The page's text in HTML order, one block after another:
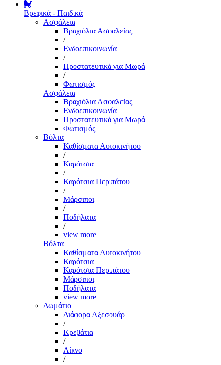
Βρεφικά - Παιδικά
Ασφάλεια
Βραχιόλια Ασφαλείας
/
Ενδοεπικοινωνία
/
Προστατευτικά για Μωρά
/
Φωτισμός
Ασφάλεια
Βραχιόλια Ασφαλείας
Ενδοεπικοινωνία
Προστατευτικά για Μωρά
Φωτισμός
Βόλτα
Καθίσματα Αυτοκινήτου
/
Καρότσια
/
Καρότσια Περιπάτου
/
Μάρσιποι
/
Ποδήλατα
/
view more
Βόλτα
Καθίσματα Αυτοκινήτου
Καρότσια
Καρότσια Περιπάτου
Μάρσιποι
Ποδήλατα
view more
Δωμάτιο
Διάφορα Αξεσουάρ
/
Κρεβάτια
/
Λίκνο
/